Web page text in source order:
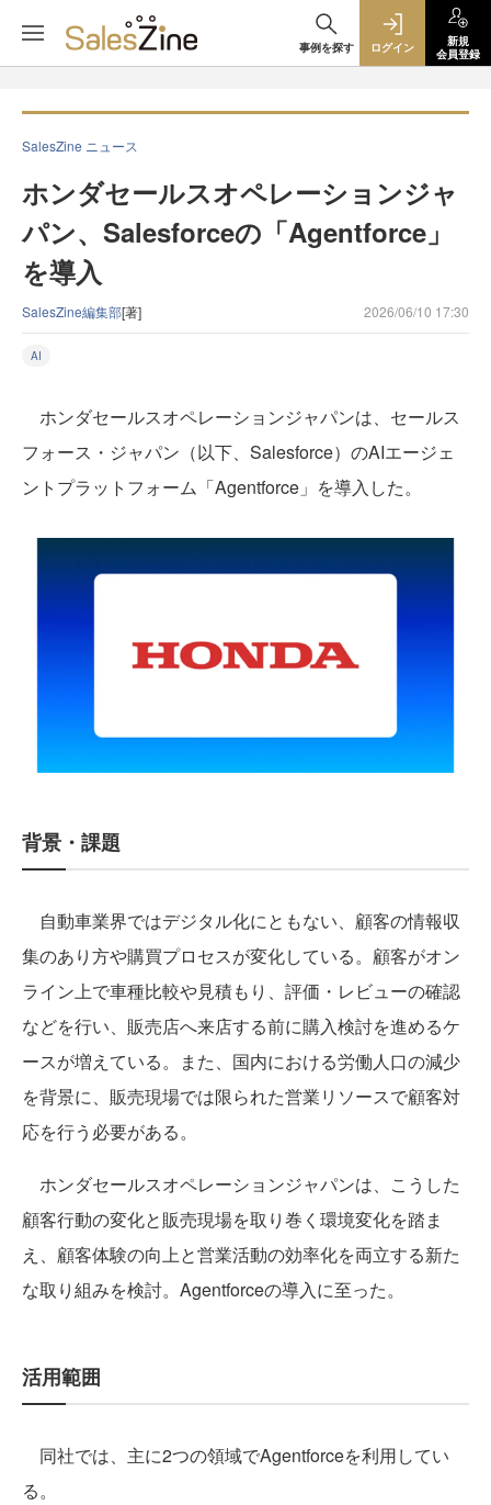
事例を探す ログイン
新規
会員登録
SalesZine ニュース
ホンダセールスオペレーションジャ
パン、Salesforceの「Agentforce」
を導入
SalesZine編集部[著] 2026/06/10 17:30
AI
ホンダセールスオペレーションジャパンは、セールス
フォース・ジャパン（以下、Salesforce）のAIエージェ
ントプラットフォーム「Agentforce」を導入した。
背景・課題
自動車業界ではデジタル化にともない、顧客の情報収
集のあり方や購買プロセスが変化している。顧客がオン
ライン上で車種比較や見積もり、評価・レビューの確認
などを行い、販売店へ来店する前に購入検討を進めるケ
ースが増えている。また、国内における労働人口の減少
を背景に、販売現場では限られた営業リソースで顧客対
応を行う必要がある。
ホンダセールスオペレーションジャパンは、こうした
顧客行動の変化と販売現場を取り巻く環境変化を踏ま
え、顧客体験の向上と営業活動の効率化を両立する新た
な取り組みを検討。Agentforceの導入に至った。
活用範囲
同社では、主に2つの領域でAgentforceを利用してい
る。